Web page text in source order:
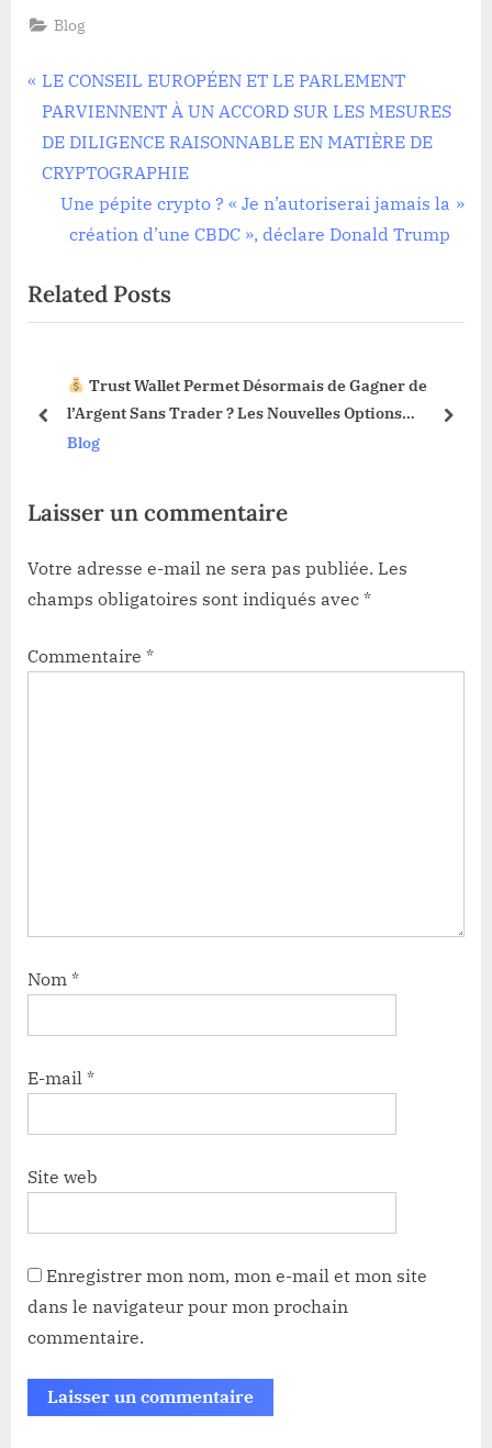
Blog
Navigation
de
l’article
P
r
e
v
s
P
t
LE CONSEIL EUROPÉEN ET LE PARLEMENT
PARVIENNENT À UN ACCORD SUR LES MESURES
DE DILIGENCE RAISONNABLE EN MATIÈRE DE
CRYPTOGRAPHIE
N
e
t
P
Une pépite crypto ? « Je n’autoriserai jamais la
création d’une CBDC », déclare Donald Trump
Related Posts
Trust Wallet Permet Désormais de Gagner de
l’Argent Sans Trader ? Les Nouvelles Options
Dévoilées !
Blog
prev next
Laisser un commentaire
Votre adresse e-mail ne sera pas publiée. Les
champs obligatoires sont indiqués avec *
Commentaire *
Nom *
E-mail *
Site web
Enregistrer mon nom, mon e-mail et mon site
dans le navigateur pour mon prochain
commentaire.